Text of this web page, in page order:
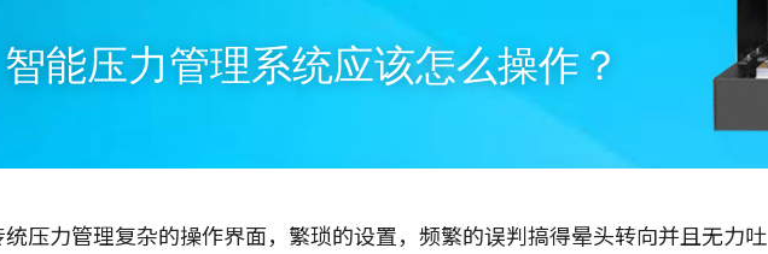
智能压力管理系统应该怎么操作？
压力管理复杂的操作界面，繁琐的设置，频繁的误判搞得晕头转向并且无力吐